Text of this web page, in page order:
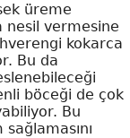
üreme
nesil vermesine
kokarca
Bu da
böceği de çok
Bu